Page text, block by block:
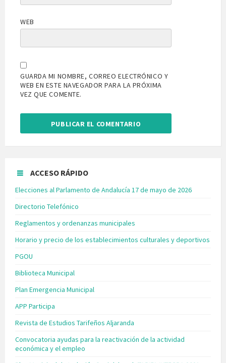
WEB
GUARDA MI NOMBRE, CORREO ELECTRÓNICO Y
WEB EN ESTE NAVEGADOR PARA LA PRÓXIMA
VEZ QUE COMENTE.
ACCESO RÁPIDO
Elecciones al Parlamento de Andalucía 17 de mayo de 2026
Directorio Telefónico
Reglamentos y ordenanzas municipales
Horario y precio de los establecimientos culturales y deportivos
PGOU
Biblioteca Municipal
Plan Emergencia Municipal
APP Participa
Revista de Estudios Tarifeños Aljaranda
Convocatoria ayudas para la reactivación de la actividad
económica y el empleo